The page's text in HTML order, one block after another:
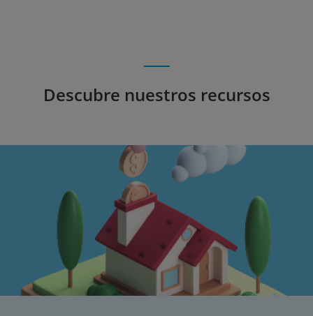
Descubre nuestros recursos